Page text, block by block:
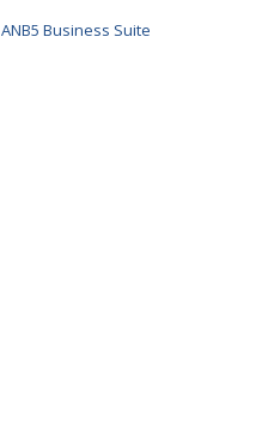
ANB5 Business Suite